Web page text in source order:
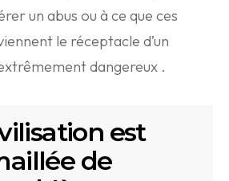
un abus ou à ce que ces
le réceptacle d’un
dangereux .
est
de